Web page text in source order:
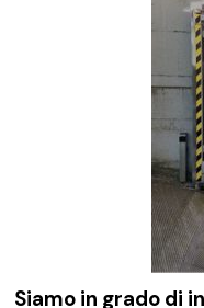
Siamo in grado di